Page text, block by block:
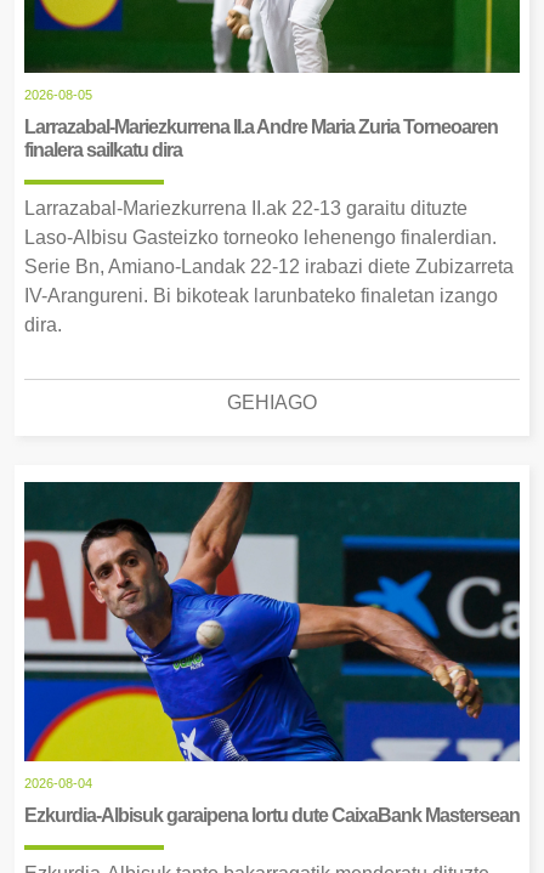
2026-08-05
Larrazabal-Mariezkurrena II.a Andre Maria Zuria Torneoaren
finalera sailkatu dira
Larrazabal-Mariezkurrena II.ak 22-13 garaitu dituzte
Laso-Albisu Gasteizko torneoko lehenengo finalerdian.
Serie Bn, Amiano-Landak 22-12 irabazi diete Zubizarreta
IV-Arangureni. Bi bikoteak larunbateko finaletan izango
dira.
GEHIAGO
2026-08-04
Ezkurdia-Albisuk garaipena lortu dute CaixaBank Mastersean